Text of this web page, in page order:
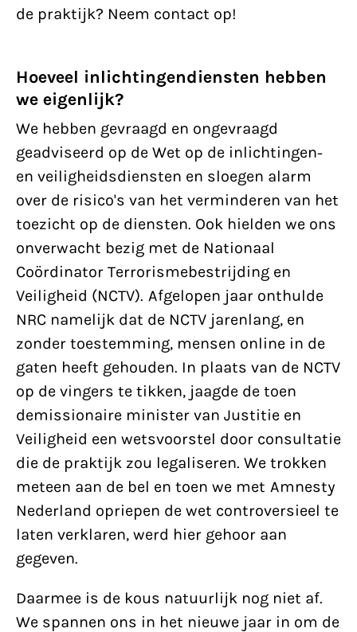
de praktijk? Neem contact op!
Hoeveel inlichtingendiensten hebben
we eigenlijk?
We hebben gevraagd en ongevraagd
geadviseerd op de Wet op de inlichtingen-
en veiligheidsdiensten en sloegen alarm
over de risico's van het verminderen van het
toezicht op de diensten. Ook hielden we ons
onverwacht bezig met de Nationaal
Coördinator Terrorismebestrijding en
Veiligheid (NCTV). Afgelopen jaar onthulde
NRC namelijk dat de NCTV jarenlang, en
zonder toestemming, mensen online in de
gaten heeft gehouden. In plaats van de NCTV
op de vingers te tikken, jaagde de toen
demissionaire minister van Justitie en
Veiligheid een wetsvoorstel door consultatie
die de praktijk zou legaliseren. We trokken
meteen aan de bel en toen we met Amnesty
Nederland opriepen de wet controversieel te
laten verklaren, werd hier gehoor aan
gegeven.
Daarmee is de kous natuurlijk nog niet af.
We spannen ons in het nieuwe jaar in om de